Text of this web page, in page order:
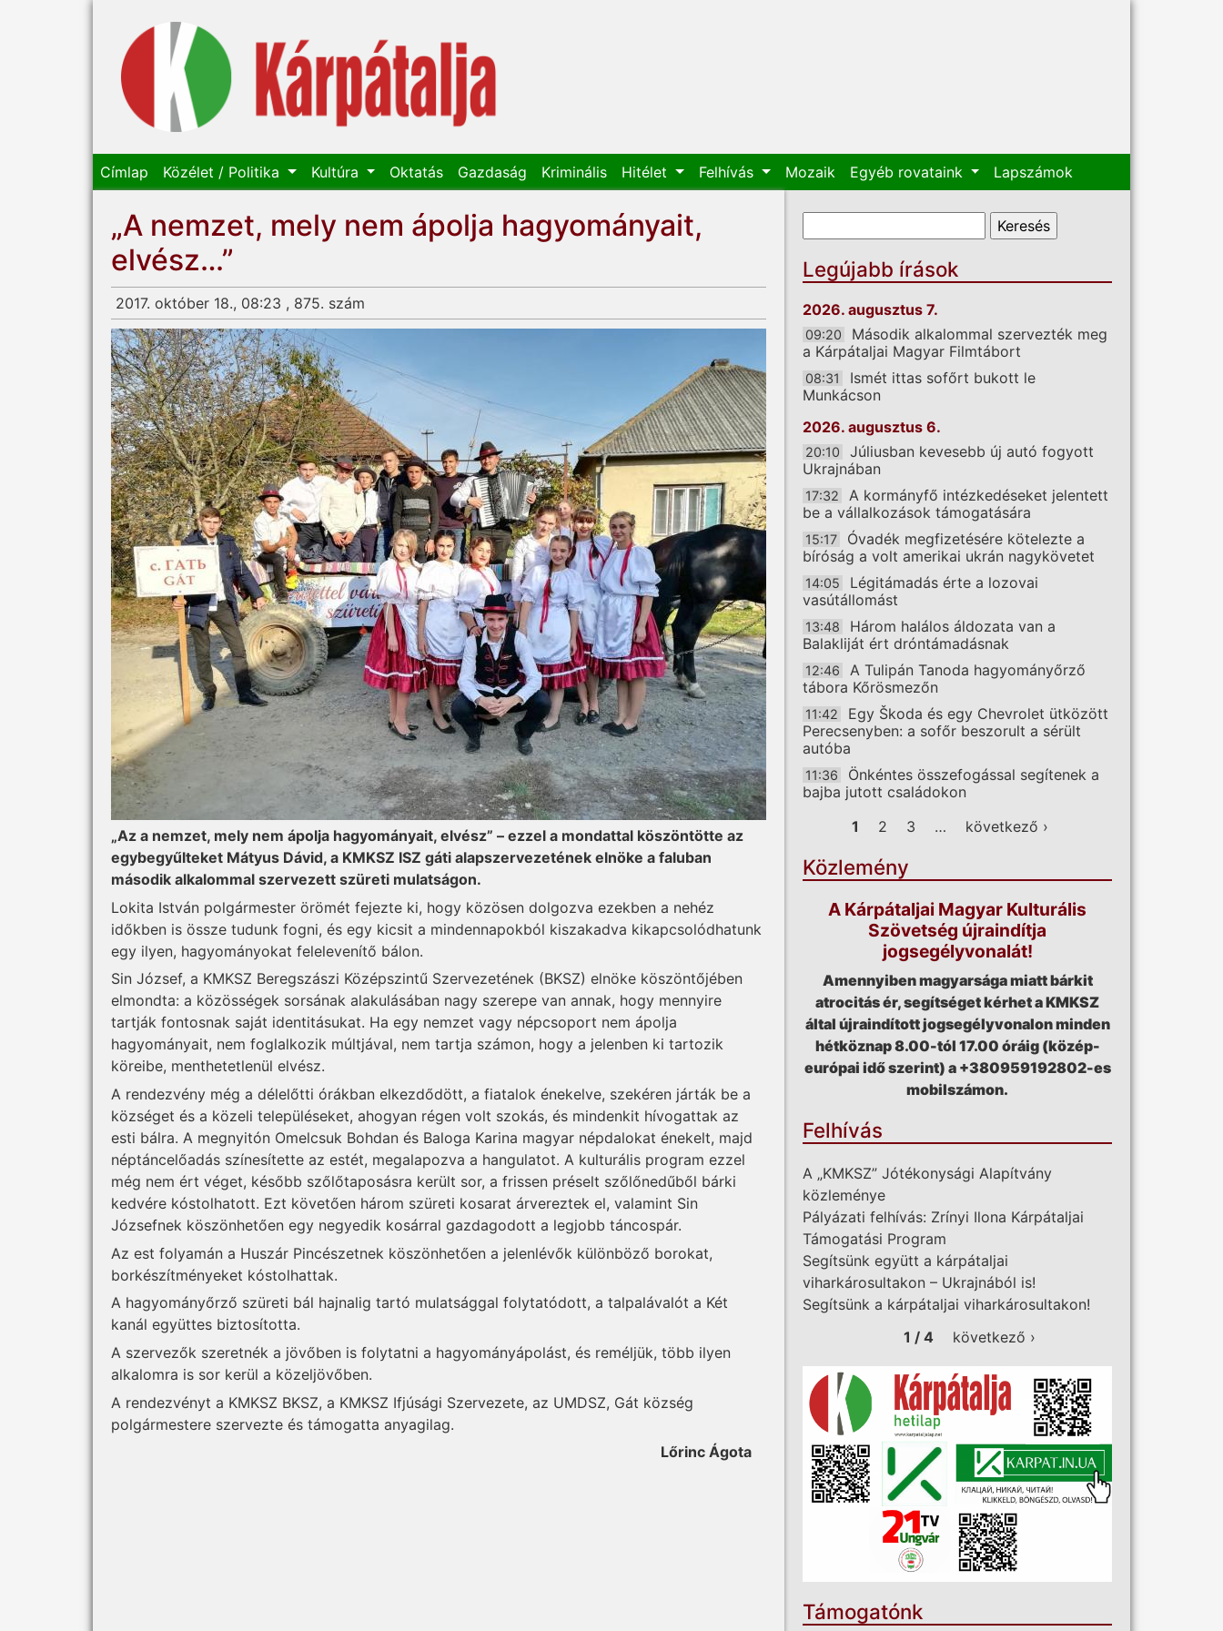
Címlap Közélet / Politika Kultúra Oktatás Gazdaság Kriminális Hitélet Felhívás Mozaik Egyéb rovataink Lapszámok
„A nemzet, mely nem ápolja hagyományait,
elvész…”
2017. október 18., 08:23 , 875. szám
„Az a nemzet, mely nem ápolja hagyományait, elvész” – ezzel a mondattal köszöntötte az
egybegyűlteket Mátyus Dávid, a KMKSZ ISZ gáti alapszervezetének elnöke a faluban
második alkalommal szervezett szüreti mulatságon.
Lokita István polgármester örömét fejezte ki, hogy közösen dolgozva ezekben a nehéz
időkben is össze tudunk fogni, és egy kicsit a mindennapokból kiszakadva kikapcsolódhatunk
egy ilyen, hagyományokat felelevenítő bálon.
Sin József, a KMKSZ Beregszászi Középszintű Szervezetének (BKSZ) elnöke köszöntőjében
elmondta: a közösségek sorsának alakulásában nagy szerepe van annak, hogy mennyire
tartják fontosnak saját identitásukat. Ha egy nemzet vagy népcsoport nem ápolja
hagyományait, nem foglalkozik múltjával, nem tartja számon, hogy a jelenben ki tartozik
köreibe, menthetetlenül elvész.
A rendezvény még a dél­előtti órákban elkezdődött, a fiatalok énekelve, szekéren járták be a
községet és a közeli településeket, ahogyan régen volt szokás, és mindenkit hívogattak az
esti bálra. A megnyitón Omelcsuk Bohdan és Baloga Karina magyar népdalokat énekelt, majd
néptáncelőadás színesítette az estét, megalapozva a hangulatot. A kulturális program ezzel
még nem ért véget, később szőlőtaposásra került sor, a frissen préselt szőlőnedűből bárki
kedvére kóstolhatott. Ezt követően három szüreti kosarat árvereztek el, valamint Sin
Józsefnek köszönhetően egy negyedik kosárral gazdagodott a legjobb táncospár.
Az est folyamán a Huszár Pincészetnek köszönhetően a jelenlévők különböző borokat,
borkészítményeket kóstolhattak.
A hagyományőrző szüreti bál hajnalig tartó mulatsággal folytatódott, a talpalávalót a Két
kanál együttes biztosította.
A szervezők szeretnék a jövőben is folytatni a hagyomány­ápolást, és reméljük, több ilyen
alkalomra is sor kerül a közeljövőben.
A rendezvényt a KMKSZ BKSZ, a KMKSZ Ifjúsági Szervezete, az UMDSZ, Gát község
polgármestere szervezte és támogatta anyagilag.
Lőrinc Ágota
Keresés űrlap
Legújabb írások
2026. augusztus 7.
09:20
Második alkalommal szervezték meg
a Kárpátaljai Magyar Filmtábort
08:31
Ismét ittas sofőrt bukott le
Munkácson
2026. augusztus 6.
20:10
Júliusban kevesebb új autó fogyott
Ukrajnában
17:32
A kormányfő intézkedéseket jelentett
be a vállalkozások támogatására
15:17
Óvadék megfizetésére kötelezte a
bíróság a volt amerikai ukrán nagykövetet
14:05
Légitámadás érte a lozovai
vasútállomást
13:48
Három halálos áldozata van a
Balakliját ért dróntámadásnak
12:46
A Tulipán Tanoda hagyományőrző
tábora Kőrösmezőn
11:42
Egy Škoda és egy Chevrolet ütközött
Perecsenyben: a sofőr beszorult a sérült
autóba
11:36
Önkéntes összefogással segítenek a
bajba jutott családokon
Oldalak
1 2 3 … következő ›
Közlemény
A Kárpátaljai Magyar Kulturális
Szövetség újraindítja
jogsegélyvonalát!
Amennyiben magyarsága miatt bárkit
atrocitás ér, segítséget kérhet a KMKSZ
által újraindított jogsegélyvonalon minden
hétköznap 8.00-tól 17.00 óráig (közép-
európai idő szerint) a +380959192802-es
mobilszámon.
Felhívás
A „KMKSZ” Jótékonysági Alapítvány
közleménye
Pályázati felhívás: Zrínyi Ilona Kárpátaljai
Támogatási Program
Segítsünk együtt a kárpátaljai
viharkárosultakon – Ukrajnából is!
Segítsünk a kárpátaljai viharkárosultakon!
1 / 4
következő ›
Támogatónk